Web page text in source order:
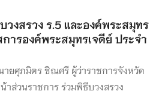
วงสรวง ร.5 และองค์พระสมุทร
ารองค์พระสมุทรเจดีย์ ประจำ
ยศุภมิตร ชิณศรี ผู้ว่าราชการจังหวัด
ส่วนราชการ ร่วมพิธีบวงสรวง